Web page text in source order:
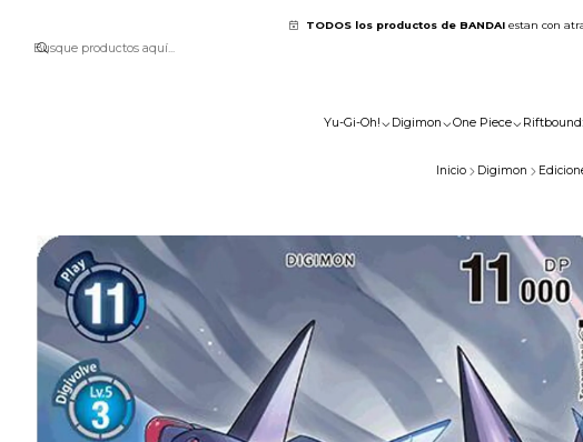
Yu-Gi-Oh! Digimon One Piece
TODOS los productos de BANDAI estan con
Inicio Digimon